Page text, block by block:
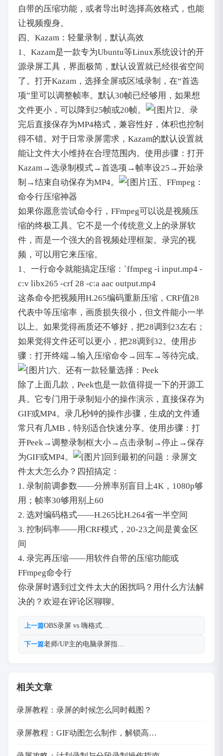
自带的压缩功能，或者导出时选择高效格式，也能
让视频瘦身。
四、Kazam：轻量录制，默认高效
1、Kazam是一款专为Ubuntu等Linux系统设计的开
源录屏工具，界面极简，默认设置就已经很省空间
了。打开Kazam，选择全屏或区域录制，在“首选
项”里可以调整帧率。默认30帧已经够用，如果想
文件更小，可以降到25帧或20帧。
2、录
完后直接保存为MP4格式，兼容性好，体积也控制
得不错。对于日常录屏需求，Kazam的默认设置就
能让文件大小维持在合理范围内。使用步骤：打开
Kazam→选录制模式→首选项→帧率设25→开始录
制→结束自动保存为MP4。
五、FFmpeg：
命令行压缩神器
如果你愿意尝试命令行，FFmpeg可以说是视频压
缩的终极工具。它不是一个传统意义上的录屏软
件，而是一个强大的音视频处理框架。录完的视
频，可以用它来压缩。
1、一行命令就能搞定压缩：`ffmpeg -i input.mp4 -
c:v libx265 -crf 28 -c:a aac output.mp4
这条命令把视频用H.265编码重新压缩，CRF值28
代表中等压缩率，画质损失很小，但文件能小一半
以上。如果觉得画质还不够好，把28调到23左右；
如果觉得文件还可以更小，把28调到32。使用步
骤：打开终端→输入压缩命令→回车→等待完成。
六、还有一款轻量选择：Peek
除了上面几款，Peek也是一款值得提一下的开源工
具。它专门用于录制短小的操作演示，直接保存为
GIF或MP4。录几秒钟的操作步骤，生成的文件通
常只有几MB，特别适合快速分享。使用步骤：打
开Peek→调整录制框大小→点击录制→停止→保存
为GIF或MP4。
回到最初的问题：录屏文
件太大怎么办？四招搞定：
1. 录制前调参数——分辨率别盲目上4K，1080p够
用；帧率30够用别上60
2. 选对编码格式——H.265比H.264省一半空间
3. 控制码率——用CRF模式，20-23之间是黄金区
间
4. 录完再压缩——用软件自带的压缩功能或
FFmpeg命令行
你录屏时遇到过文件太大的困扰吗？用什么方法解
决的？欢迎在评论区聊聊。
上一篇OBS录屏 vs 嗨格式…
下一篇老师/UP主的电脑录屏指…
相关文章
录屏教程：录屏的时候怎么同时截图？
录屏教程：GIF动图怎么制作，解锁高…